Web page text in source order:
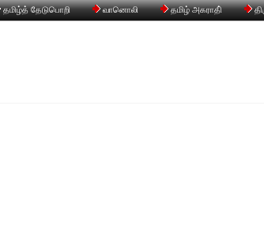
தமிழ்த் தேடுபொறி வானொலி தமிழ் அகராதி்